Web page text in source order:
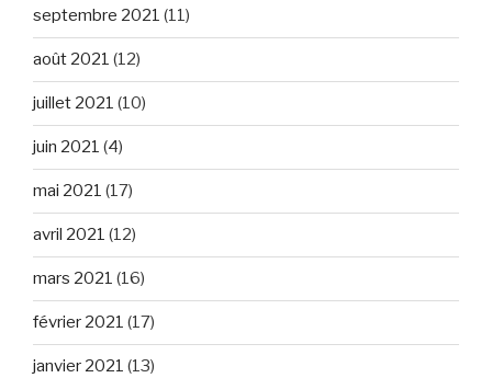
septembre 2021 (11)
août 2021 (12)
juillet 2021 (10)
juin 2021 (4)
mai 2021 (17)
avril 2021 (12)
mars 2021 (16)
février 2021 (17)
janvier 2021 (13)